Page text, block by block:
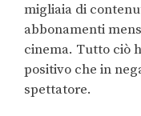
migliaia di
abbonamenti
cinema. Tutto ciò
positivo che in
spettatore.